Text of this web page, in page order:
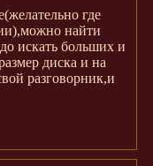
где
найти
искать больших и
диска и на
разговорник,и